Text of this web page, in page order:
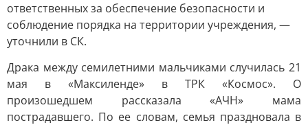
ответственных за обеспечение безопасности и
соблюдение порядка на территории учреждения, —
уточнили в СК.
Драка между семилетними мальчиками случилась 21
мая в «Максиленде» в ТРК «Космос». О
произошедшем рассказала «АЧН» мама
пострадавшего. По ее словам, семья праздновала в